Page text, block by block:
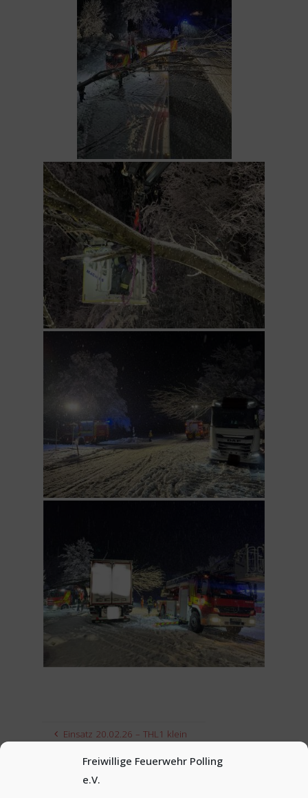
Freiwillige Feuerwehr Polling
e.V.
Einsatz 20.02.26 – THL1 klein
Einsatz 06.05.2026 – THL Unwetter